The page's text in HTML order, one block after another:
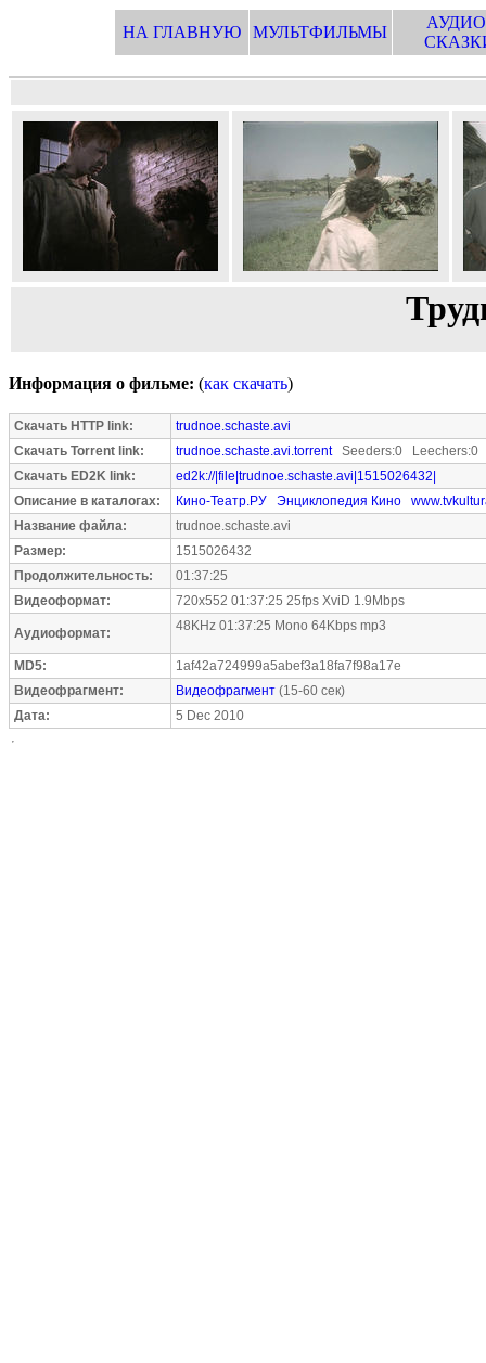
НА ГЛАВНУЮ МУЛЬТФИЛЬМЫ
Информация о фильме: (как скачать)
Скачать HTTP link:
trudnoe.schaste.avi
Скачать Torrent link:
trudnoe.schaste.avi.torrentSeeders:0 Leechers:0
Скачать ED2K link:
ed2k://|file|trudnoe.schaste.avi|1515026432|
Описание в каталогах:
Кино-Театр.РУ Энциклопедия Кино
Название файла:
trudnoe.schaste.avi
Размер:
1515026432
Продолжительность:
01:37:25
Видеоформат:
720x552 01:37:25 25fps XviD 1.9Mbps
Аудиоформат: 48KHz 01:37:25 Mono 64Kbps mp3
MD5:
1af42a724999a5abef3a18fa7f98a17e
Видеофрагмент:
Видеофрагмент (15-60 сек)
Дата:
5 Dec 2010